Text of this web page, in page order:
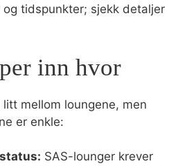
og tidspunkter; sjekk detaljer
inn hvor
mellom loungene, men
er enkle:
SAS-lounger krever